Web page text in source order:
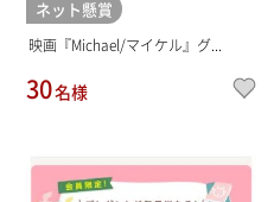
ネット懸賞
映画『Michael/マイケル』グ...
30名様